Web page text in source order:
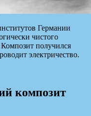
Германии
чистого
получился
электричество.
композит